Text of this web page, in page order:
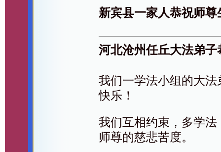
新宾县一家人恭祝师尊
河北沧州任丘大法弟
我们一学法小组的大
快乐！
我们互相约束，多学
师尊的慈悲苦度。